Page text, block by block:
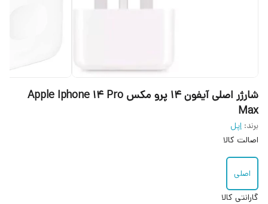
شارژر اصلی آیفون 14 پرو مکس Apple Iphone 14 Pro
Max
برند: اپل
اصالت کالا
اصلی
گارانتی کالا